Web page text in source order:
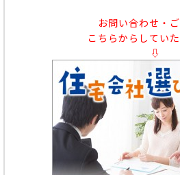
お問い合わせ・
こちらからしてい
⇩